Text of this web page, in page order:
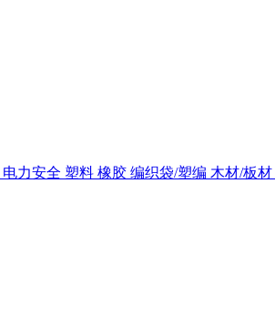
电力安全 塑料 橡胶 编织袋/塑编 木材/板材